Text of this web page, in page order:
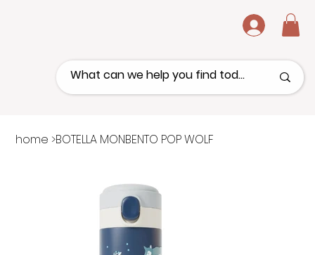
.
home >BOTELLA MONBENTO POP WOLF